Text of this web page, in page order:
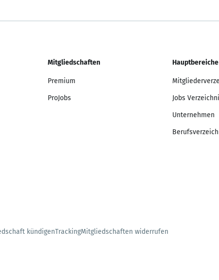
Mitgliedschaften
Premium
ProJobs
Hauptbereiche
Jobs
Unternehmen
kündigenTrackingMitgliedschaften widerrufen